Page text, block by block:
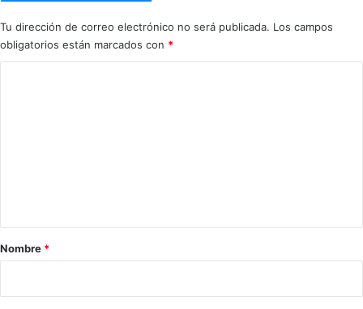
Tu dirección de correo electrónico no será publicada. Los campos
obligatorios están marcados con *
rNombre *